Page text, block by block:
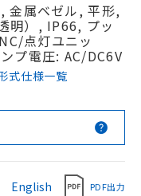
金属ベゼル, 平形,
明）, IP66, プッ
点灯ユニッ
プ電圧: AC/DC6V
式仕様一覧
English PDF出力